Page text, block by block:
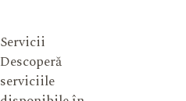
Servicii
Descoperă
serviciile